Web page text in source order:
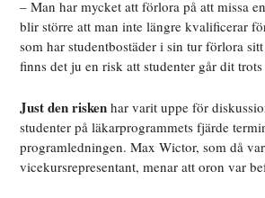
– Man har mycket att förlora på att missa
blir större att man inte längre kvalificerar
som har studentbostäder i sin tur förlora
finns det ju en risk att studenter går dit
Just den risken har varit uppe för
studenter på läkarprogrammets fjärde
programledningen. Max Wictor, som då var
vicekursrepresentant, menar att oron var